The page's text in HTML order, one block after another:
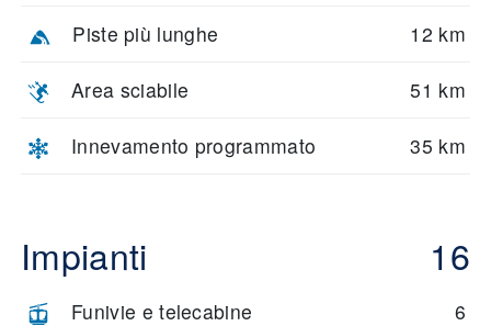
Piste più lunghe 12 km
Area sciabile 51 km
Innevamento programmato 35 km
Impianti 16
Funivie e telecabine 6